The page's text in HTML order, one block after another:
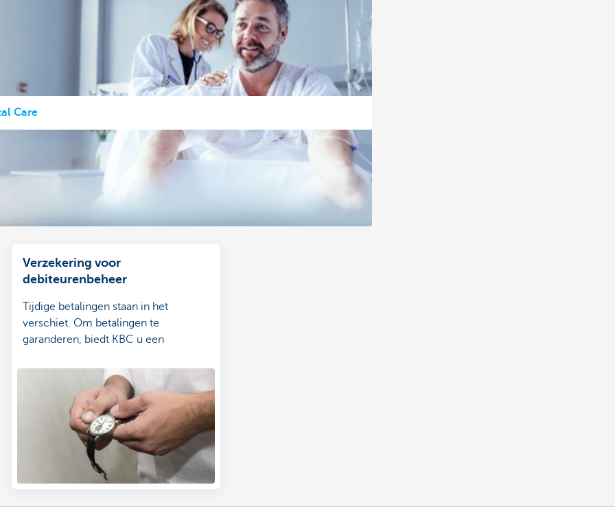
Care
Verzekering voor
debiteurenbeheer
Tijdige betalingen staan in het
verschiet. Om betalingen te
garanderen, biedt KBC u een